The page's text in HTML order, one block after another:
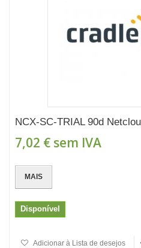
NCX-SC-TRIAL 90d
7,02 € sem IVA
MAIS
Disponível
Adicionar à Lista de desejos